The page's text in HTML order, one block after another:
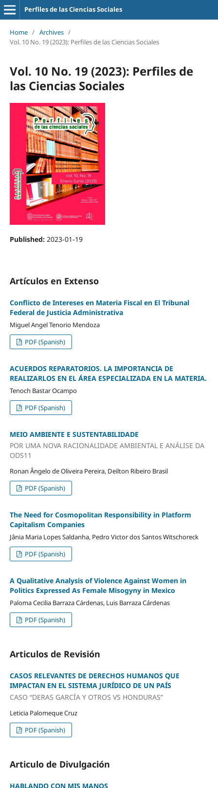
Perfiles de las Ciencias Sociales
Home / Archives /
Vol. 10 No. 19 (2023): Perfiles de las Ciencias Sociales
Vol. 10 No. 19 (2023): Perfiles de
las Ciencias Sociales
Published: 2023-01-19
Artículos en Extenso
Conflicto de Intereses en Materia Fiscal en El Tribunal
Federal de Justicia Administrativa
Miguel Angel Tenorio Mendoza
PDF (Spanish)
ACUERDOS REPARATORIOS. LA IMPORTANCIA DE
REALIZARLOS EN EL ÁREA ESPECIALIZADA EN LA MATERIA.
Tenoch Bastar Ocampo
PDF (Spanish)
MEIO AMBIENTE E SUSTENTABILIDADE
POR UMA NOVA RACIONALIDADE AMBIENTAL E ANÁLISE DA
ODS11
Ronan Ângelo de Oliveira Pereira, Deilton Ribeiro Brasil
PDF (Spanish)
The Need for Cosmopolitan Responsibility in Platform
Capitalism Companies
Jânia Maria Lopes Saldanha, Pedro Victor dos Santos Witschoreck
PDF (Spanish)
A Qualitative Analysis of Violence Against Women in
Politics Expressed As Female Misogyny in Mexico
Paloma Cecilia Barraza Cárdenas, Luis Barraza Cárdenas
PDF (Spanish)
Articulos de Revisión
CASOS RELEVANTES DE DERECHOS HUMANOS QUE
IMPACTAN EN EL SISTEMA JURÍDICO DE UN PAÍS
CASO “DERAS GARCÍA Y OTROS VS HONDURAS”
Leticia Palomeque Cruz
PDF (Spanish)
Articulo de Divulgación
HABLANDO CON MIS MANOS